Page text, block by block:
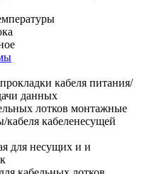
кабеля питания/
данных
лотков монтажные
кабеля кабеленесущей
для несущих и и